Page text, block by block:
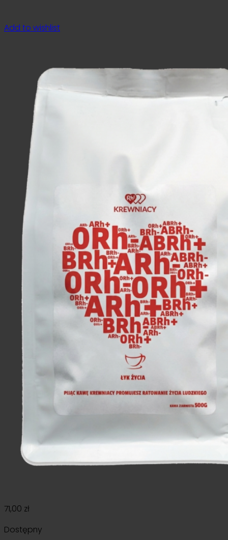
Add to wishlist
71,00 zł
Dostępny